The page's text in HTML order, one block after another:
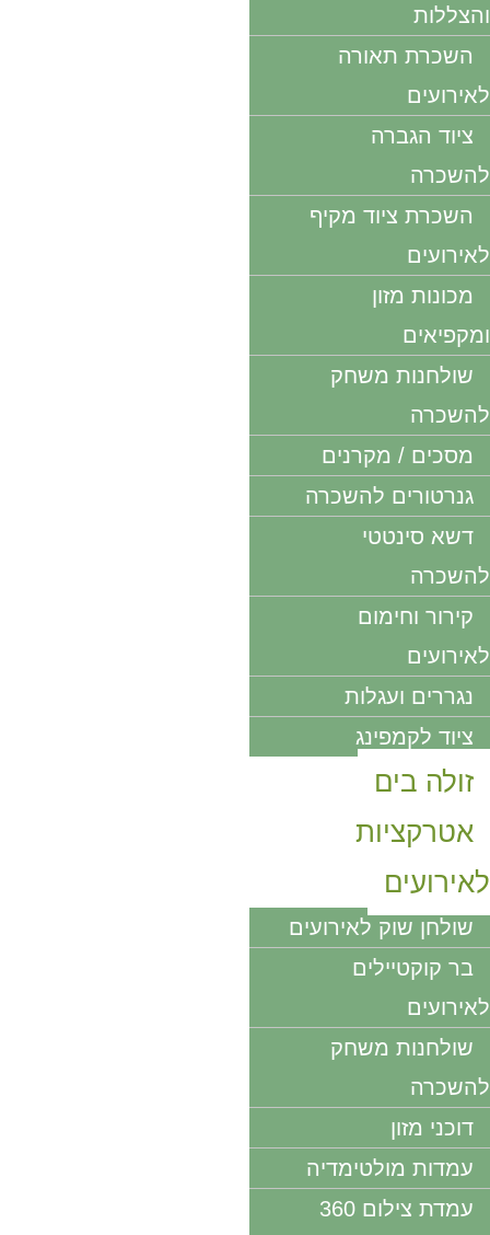
והצללות
השכרת תאורה
לאירועים
ציוד הגברה
להשכרה
השכרת ציוד מקיף
לאירועים
מכונות מזון
ומקפיאים
שולחנות משחק
להשכרה
מסכים / מקרנים
גנרטורים להשכרה
דשא סינטטי
להשכרה
קירור וחימום
לאירועים
נגררים ועגלות
ציוד לקמפינג
זולה בים
אטרקציות
לאירועים
שולחן שוק לאירועים
בר קוקטיילים
לאירועים
שולחנות משחק
להשכרה
דוכני מזון
עמדות מולטימדיה
עמדת צילום 360